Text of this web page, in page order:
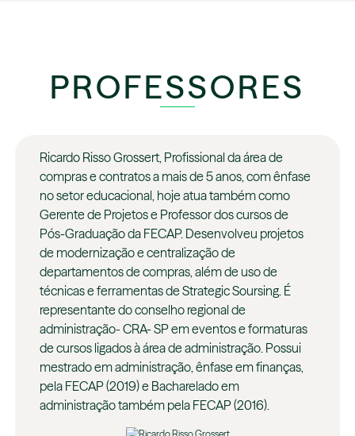
PROFESSORES
Ricardo Risso Grossert, Profissional da área de
compras e contratos a mais de 5 anos, com ênfase
no setor educacional, hoje atua também como
Gerente de Projetos e Professor dos cursos de
Pós-Graduação da FECAP. Desenvolveu projetos
de modernização e centralização de
departamentos de compras, além de uso de
técnicas e ferramentas de Strategic Soursing. É
representante do conselho regional de
administração- CRA- SP em eventos e formaturas
de cursos ligados à área de administração. Possui
mestrado em administração, ênfase em finanças,
pela FECAP (2019) e Bacharelado em
administração também pela FECAP (2016).